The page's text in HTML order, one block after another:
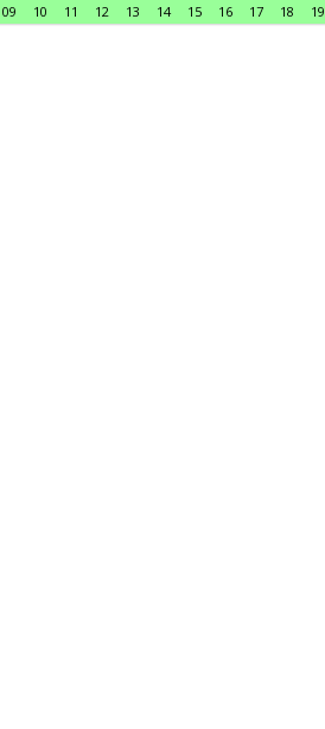
09 10 11 12 13 14 15 16 17 18 19